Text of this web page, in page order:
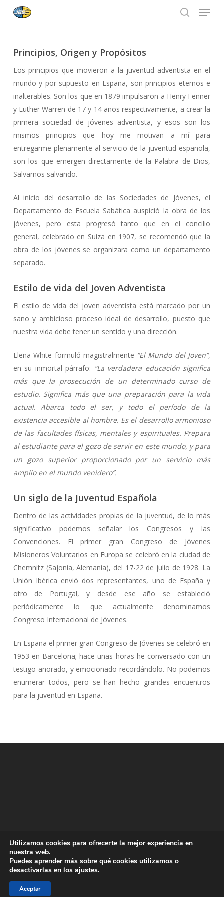
Menu
Principios, Origen y Propósitos
Los principios que movieron a la juventud adventista en el
mundo y por supuesto en España, son principios eternos e
inalterables. Son los que en 1879 impulsaron a Henry Fenner
y Luther Warren de 17 y 14 años respectivamente, a crear la
primera sociedad de jóvenes adventista, y esos son los
mismos principios que hoy me motivan a mí para
entregarme plenamente al servicio de la juventud española,
son los que emergen directamente de la Palabra de Dios,
Salvarnos salvando.
Al inicio del desarrollo de las Sociedades de Jóvenes, el
Departamento de Escuela Sabática auspició la obra de los
jóvenes, pero esta progresó tanto que en el concilio
general, celebrado en Suiza en 1907, se recomendó que la
obra de los jóvenes se organizara como un departamento
separado.
Estilo de vida del Joven Adventista
El estilo de vida del joven adventista está marcado por un
sano y ambicioso proceso ideal de desarrollo, puesto que
nuestra vida debe tener un sentido y una dirección.
Elena White formuló magistralmente “El Mundo del Joven”,
en su inmortal párrafo: “La verdadera educación significa
más que la prosecución de un determinado curso de
estudio. Significa más que una preparación para la vida
actual. Abarca todo el ser, y todo el período de la
existencia accesible al hombre. Es el desarrollo armonioso
de las facultades físicas, mentales y espirituales. Prepara
al estudiante para el gozo de servir en este mundo, y para
un gozo superior proporcionado por un servicio más
amplio en el mundo venidero”.
Un siglo de la Juventud Española
Dentro de las actividades propias de la juventud, de lo más
significativo podemos señalar los Congresos y las
Convenciones. El primer gran Congreso de Jóvenes
Misioneros Voluntarios en Europa se celebró en la ciudad de
Chemnitz (Sajonia, Alemania), del 17-22 de julio de 1928. La
Unión Ibérica envió dos representantes, uno de España y
otro de Portugal, y desde ese año se estableció
periódicamente lo que actualmente denominamos
Congreso Internacional de Jóvenes.
En España el primer gran Congreso de Jóvenes se celebró en
1953 en Barcelona; hace unas horas he conversado con un
testigo añorado, y emocionado recordándolo. No podemos
enumerar todos, pero se han hecho grandes encuentros
para la juventud en España.
Utilizamos cookies para ofrecerte la mejor experiencia en
nuestra web.
Puedes aprender más sobre qué cookies utilizamos o
desactivarlas en los ajustes.
Aceptar